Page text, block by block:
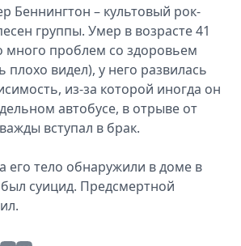
Беннингтон – культовый рок-
группы. Умер в возрасте 41
много проблем со здоровьем
видел), у него развилась
из-за которой иногда он
автобусе, в отрыве от
вступал в брак.
его тело обнаружили в доме в
суицид. Предсмертной